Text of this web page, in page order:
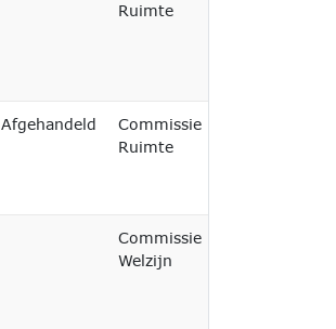
Ruimte
Afgehandeld
Commissie
Ruimte
Commissie
Welzijn